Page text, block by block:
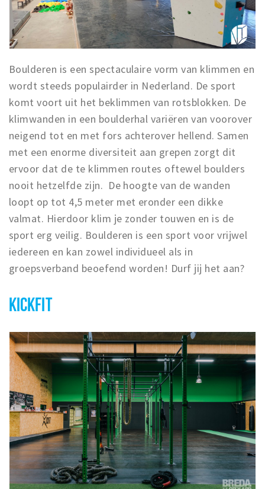
Boulderen is een spectaculaire vorm van klimmen en
wordt steeds populairder in Nederland. De sport
komt voort uit het beklimmen van rotsblokken. De
klimwanden in een boulderhal variëren van voorover
neigend tot en met fors achterover hellend. Samen
met een enorme diversiteit aan grepen zorgt dit
ervoor dat de te klimmen routes oftewel boulders
nooit hetzelfde zijn. De hoogte van de wanden
loopt op tot 4,5 meter met eronder een dikke
valmat. Hierdoor klim je zonder touwen en is de
sport erg veilig. Boulderen is een sport voor vrijwel
iedereen en kan zowel individueel als in
groepsverband beoefend worden! Durf jij het aan?
KICKFIT